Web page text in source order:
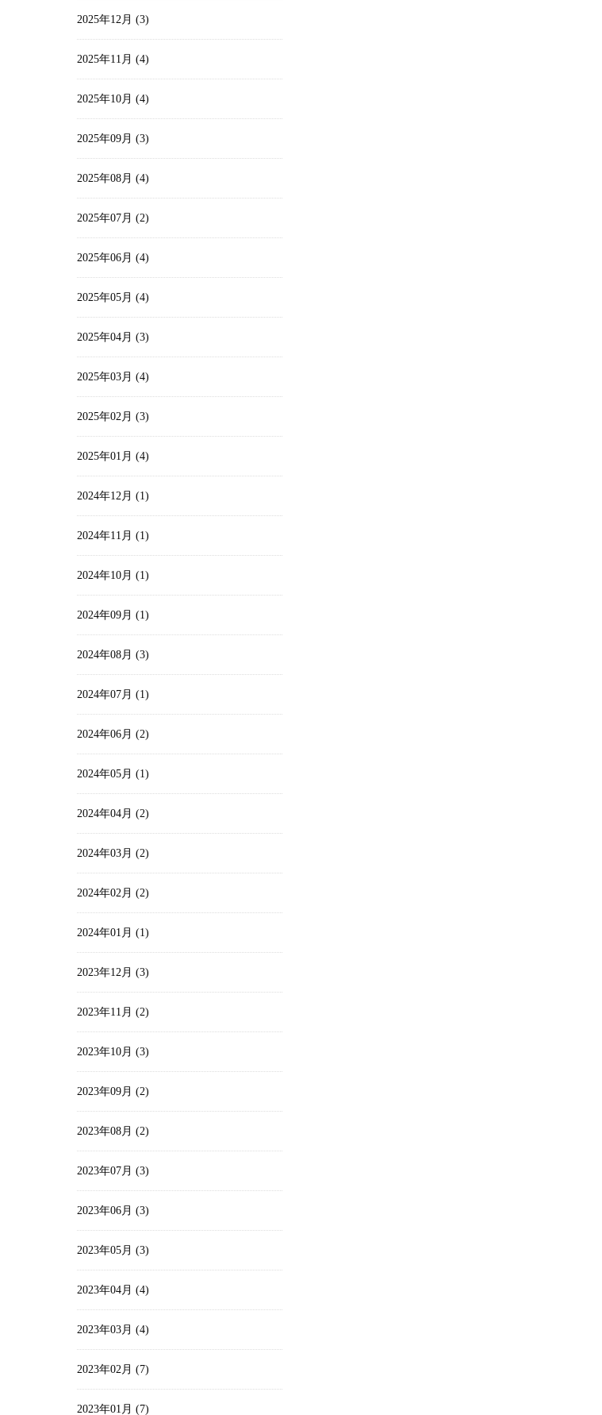
2025年12月 (3)
2025年11月 (4)
2025年10月 (4)
2025年09月 (3)
2025年08月 (4)
2025年07月 (2)
2025年06月 (4)
2025年05月 (4)
2025年04月 (3)
2025年03月 (4)
2025年02月 (3)
2025年01月 (4)
2024年12月 (1)
2024年11月 (1)
2024年10月 (1)
2024年09月 (1)
2024年08月 (3)
2024年07月 (1)
2024年06月 (2)
2024年05月 (1)
2024年04月 (2)
2024年03月 (2)
2024年02月 (2)
2024年01月 (1)
2023年12月 (3)
2023年11月 (2)
2023年10月 (3)
2023年09月 (2)
2023年08月 (2)
2023年07月 (3)
2023年06月 (3)
2023年05月 (3)
2023年04月 (4)
2023年03月 (4)
2023年02月 (7)
2023年01月 (7)